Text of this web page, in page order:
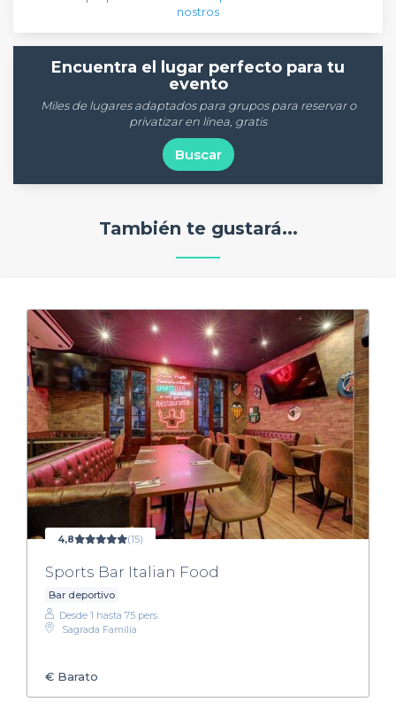
nostros
Encuentra el lugar perfecto para tu
evento
Miles de lugares adaptados para grupos para reservar o
privatizar en línea, gratis
Buscar
También te gustará...
4,8 (15)
Sports Bar Italian Food
Bar deportivo
Desde 1 hasta 75 pers.
Sagrada Família
€ Barato